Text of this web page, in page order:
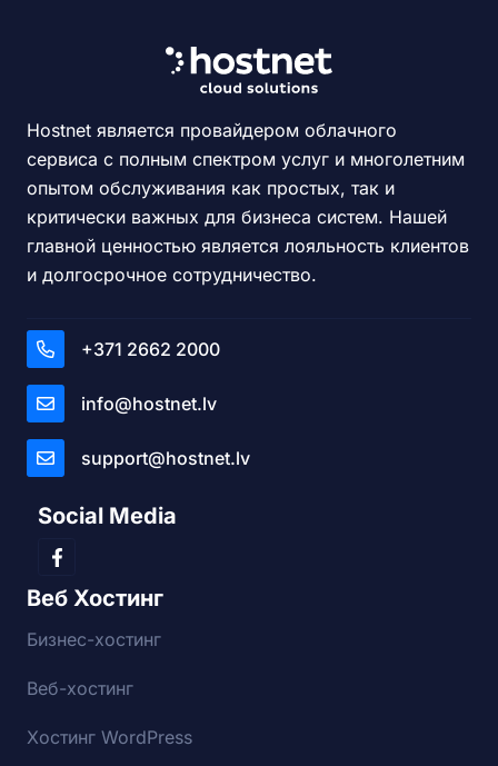
Hostnet является провайдером облачного
сервиса с полным спектром услуг и многолетним
опытом обслуживания как простых, так и
критически важных для бизнеса систем. Нашей
главной ценностью является лояльность клиентов
и долгосрочное сотрудничество.
+371 2662 2000
info@hostnet.lv
support@hostnet.lv
Social Media
Веб Хостинг
Бизнес-хостинг
Веб-хостинг
Хостинг WordPress